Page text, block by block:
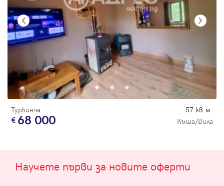
Туркинча 57 кв.м.
68 000 Къща/Вила
Научете първи за новите оферти